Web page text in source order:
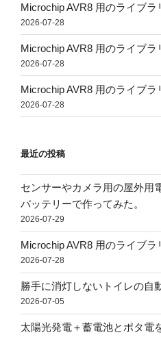
Microchip AVR8 用のライブ
2026-07-28
Microchip AVR8 用のライブ
2026-07-28
Microchip AVR8 用のライブ
2026-07-28
最近の投稿
センサーやカメラ用の屋外用
バッテリーで作ってみた。
2026-07-29
Microchip AVR8 用のライブ
2026-07-28
勝手に消灯しないトイレの自
2026-07-05
太陽光発電＋蓄電池とポタ電